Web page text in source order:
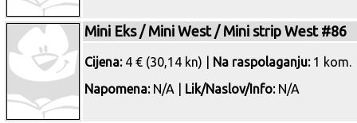
Mini Eks / Mini West / Mini strip West #86
Cijena:4 € (30,14 kn) | Na raspolaganju:1 kom.
Napomena:N/A | Lik/Naslov/Info:N/A